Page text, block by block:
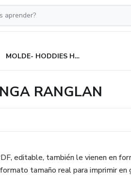
MOLDE- HODDIES HOMBRE MANGA RANGLAN
RANGLAN
editable, también le vienen en
tamaño real para imprimir en